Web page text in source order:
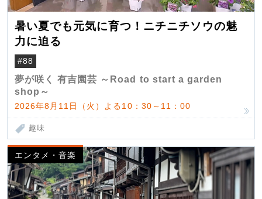
暑い夏でも元気に育つ！ニチニチソウの魅
力に迫る
#88
夢が咲く 有吉園芸 ～Road to start a garden
shop～
2026年8月11日（火）よる10：30～11：00
趣味
エンタメ・音楽